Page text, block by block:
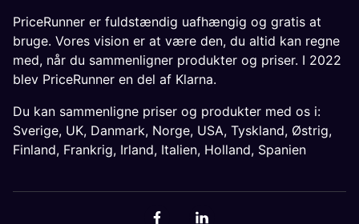
PriceRunner er fuldstændig uafhængig og gratis at
bruge. Vores vision er at være den, du altid kan regne
med, når du sammenligner produkter og priser. I 2022
blev PriceRunner en del af Klarna.
Du kan sammenligne priser og produkter med os i:
Sverige, UK, Danmark, Norge, USA, Tyskland, Østrig,
Finland, Frankrig, Irland, Italien, Holland, Spanien